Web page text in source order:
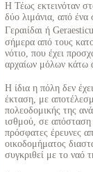
Η Τέως εκτεινόταν
δύο λιμάνια, από ένα
Γεραιίδαι ή
σήμερα από τους
νότιο, που έχει
αρχαίων μόλων κάτω
Η ίδια η πόλη δεν
έκταση, με
πολεοδομικής της
ισθμού, σε απόσταση
πρόσφατες έρευνες
οικοδομήματος
συγκριθεί με το